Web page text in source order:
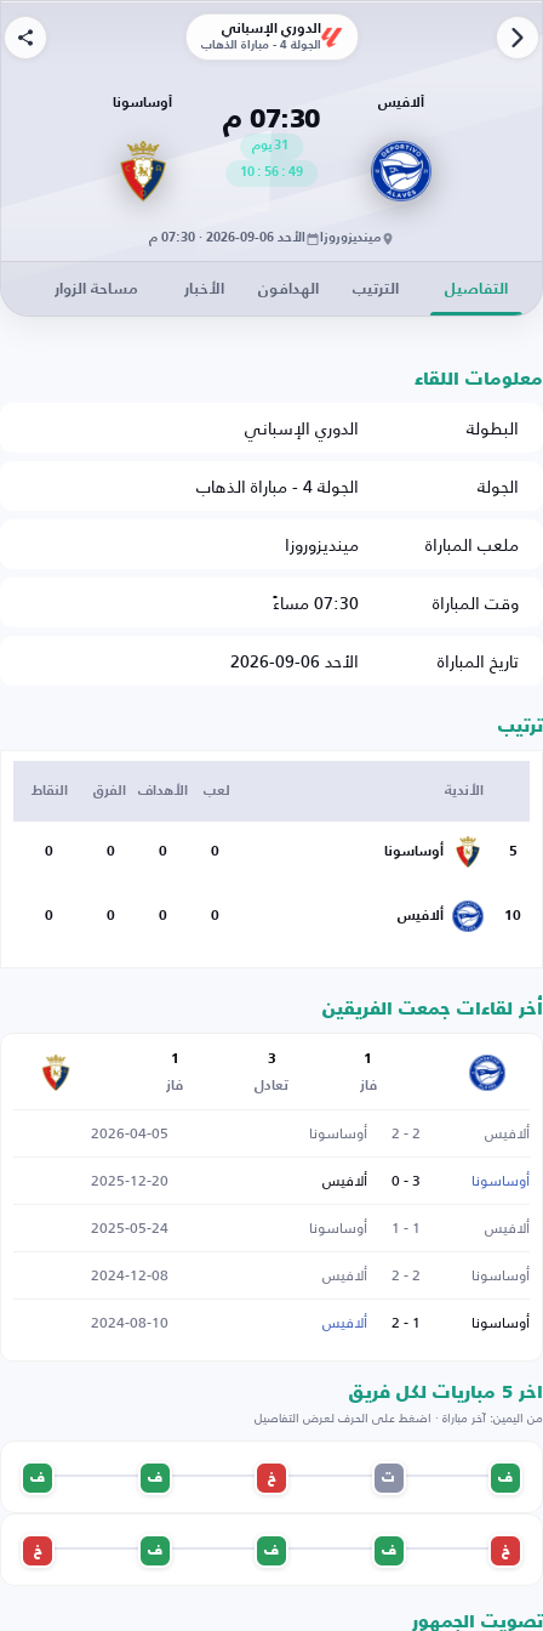
الدوري الإسباني
الجولة 4 - مباراة الذهاب
ألافيس
07:30 م
31يوم
48
:
56
:
10
أوساسونا
مينديزوروزا الأحد 06-09-2026 · 07:30 م
التفاصيل الترتيب الهدافون الأخبار مساحة الزوار
معلومات اللقاء
البطولة
الدوري الإسباني
الجولة
الجولة 4 - مباراة الذهاب
ملعب المباراة
مينديزوروزا
وقت المباراة
07:30 مساءً
تاريخ المباراة
الأحد 06-09-2026
ترتيب
الأندية لعب الأهداف الفرق النقاط
5 أوساسونا 0
0
0
0
10 ألافيس 0
0
0
0
أخر لقاءات جمعت الفريقين
1
فاز
3
تعادل
1
فاز
ألافيس 2 - 2 أوساسونا
2026-04-05
أوساسونا
3 - 0 ألافيس
2025-12-20
ألافيس
1 - 1 أوساسونا
2025-05-24
أوساسونا
2 - 2 ألافيس
2024-12-08
أوساسونا
1 - 2 ألافيس 2024-08-10
اخر 5 مباريات لكل فريق
من اليمين: آخر مباراة · اضغط على الحرف لعرض التفاصيل
ف ت خ ف ف
خ ف ف ف خ
تصويت الجمهور